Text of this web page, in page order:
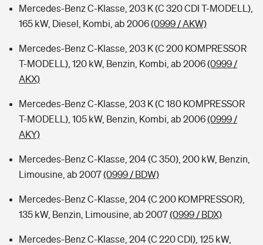
Mercedes-Benz C-Klasse, 203 K (C 320 CDI T-MODELL),
165 kW, Diesel, Kombi, ab 2006(0999 / AKW)
Mercedes-Benz C-Klasse, 203 K (C 200 KOMPRESSOR
T-MODELL), 120 kW, Benzin, Kombi, ab 2006(0999 /
AKX)
Mercedes-Benz C-Klasse, 203 K (C 180 KOMPRESSOR
T-MODELL), 105 kW, Benzin, Kombi, ab 2006(0999 /
AKY)
Mercedes-Benz C-Klasse, 204 (C 350), 200 kW, Benzin,
Limousine, ab 2007(0999 / BDW)
Mercedes-Benz C-Klasse, 204 (C 200 KOMPRESSOR),
135 kW, Benzin, Limousine, ab 2007(0999 / BDX)
Mercedes-Benz C-Klasse, 204 (C 220 CDI), 125 kW,